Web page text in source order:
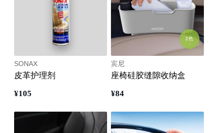
SONAX
皮革护理剂
¥105
2色
宾尼
座椅硅胶缝隙收纳盒
¥84